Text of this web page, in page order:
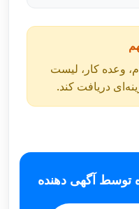
وعده کار، لیست
دریافت کند.
توسط آگهی دهنده